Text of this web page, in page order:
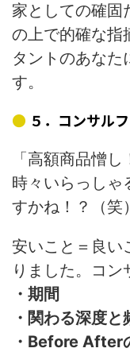
家としての確固
の上で的確な指
タントのあなた
す。
５．コンサル
「高額商品憎
時々いらっしゃ
すかね！？（笑）
安いこと＝良
りました。コン
・期間
・関わる深度と
・Before After